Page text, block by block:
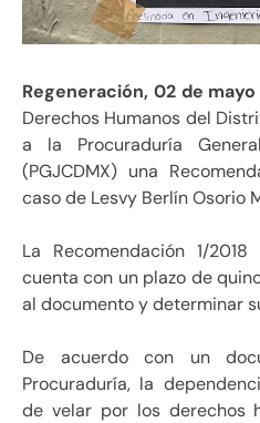
Regeneración, 02 de
Derechos Humanos del
a la Procuraduría
(PGJCDMX) una
caso de Lesvy Berlín Osorio
La Recomendación 1/
cuenta con un plazo de
al documento y determinar
De acuerdo con un
Procuraduría, la
de velar por los derechos